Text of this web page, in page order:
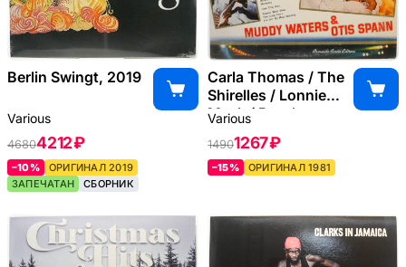
Berlin Swingt, 2019
Various
46804212 ₽
–10%
ОРИГИНАЛ 2019
ЗАПЕЧАТАН
СБОРНИК
Carla Thomas / The
Shirelles / Lonnie
Mack / Brook
/ Muddy
Waters, 1981
Various
14901267 ₽
–15% ОРИГИНАЛ 1981